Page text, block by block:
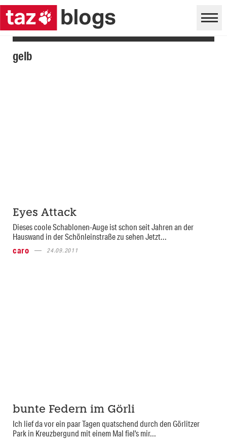
gelb
Eyes Attack
Dieses coole Schablonen-Auge ist schon seit Jahren an der
Hauswand in der Schönleinstraße zu sehen Jetzt...
caro
24.09.2011
bunte Federn im Görli
Ich lief da vor ein paar Tagen quatschend durch den Görlitzer
Park in Kreuzbergund mit einem Mal fiel's mir...